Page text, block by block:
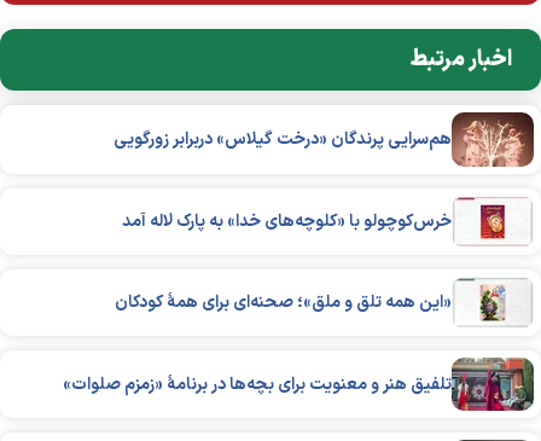
اخبار مرتبط
هم‌سرایی پرندگان «درخت گیلاس» دربرابر زورگویی
خرس‌کوچولو با «کلوچه‌های خدا» به پارک لاله آمد
«این ‌همه تلق و ملق»؛ صحنه‌ای برای همهٔ کودکان
تلفیق هنر و معنویت برای بچه‌ها در برنامهٔ «زمزم صلوات»